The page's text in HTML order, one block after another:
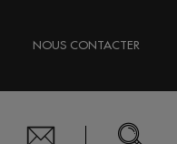
NOUS CONTACTER